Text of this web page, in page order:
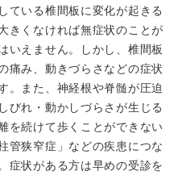
ている椎間板に変化が起きる
きくなければ無症状のことが
いえません。しかし、椎間板
痛み、動きづらさなどの症状
。また、神経根や脊髄が圧迫
びれ・動かしづらさが生じる
を続けて歩くことができない
管狭窄症」などの疾患につな
症状がある方は早めの受診を